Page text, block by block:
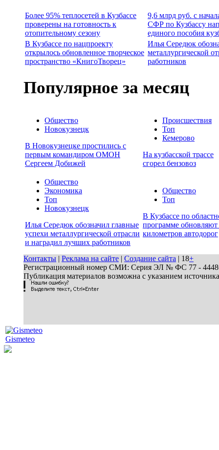
Более 95% теплосетей в Кузбассе
проверены на готовность к
отопительному сезону
9,6 млрд руб. с
СФР по Кузбассу
единого пособия
В Кузбассе по нацпроекту
открылось обновленное творческое
пространство «КнигоТворец»
Илья Середюк
металлургической
работников
Популярное за месяц
Общество
Новокузнецк
В Новокузнецке простились с
первым командиром ОМОН
Сергеем Добижей
Происшествия
Топ
Кемерово
На кузбасской трассе
сгорел бензовоз
Общество
Экономика
Топ
Новокузнецк
Илья Середюк обозначил главные
успехи металлургической отрасли
и наградил лучших работников
Общество
Топ
В Кузбассе по
программе обновляют
километров автодорог
Контакты | Реклама на сайте | Создание сайта | 18+
Регистрационный номер СМИ: Серия ЭЛ № ФС 77 - 44486
Публикация материалов возможна с указанием
Gismeteo